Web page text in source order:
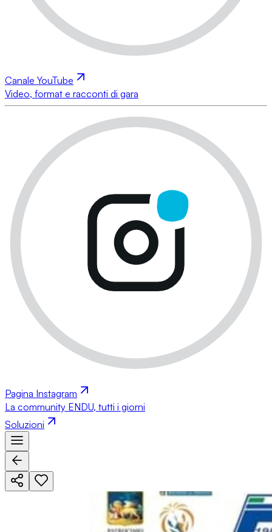
Canale YouTube
Video, format e racconti di gara
Pagina Instagram
La community ENDU, tutti i giorni
Soluzioni